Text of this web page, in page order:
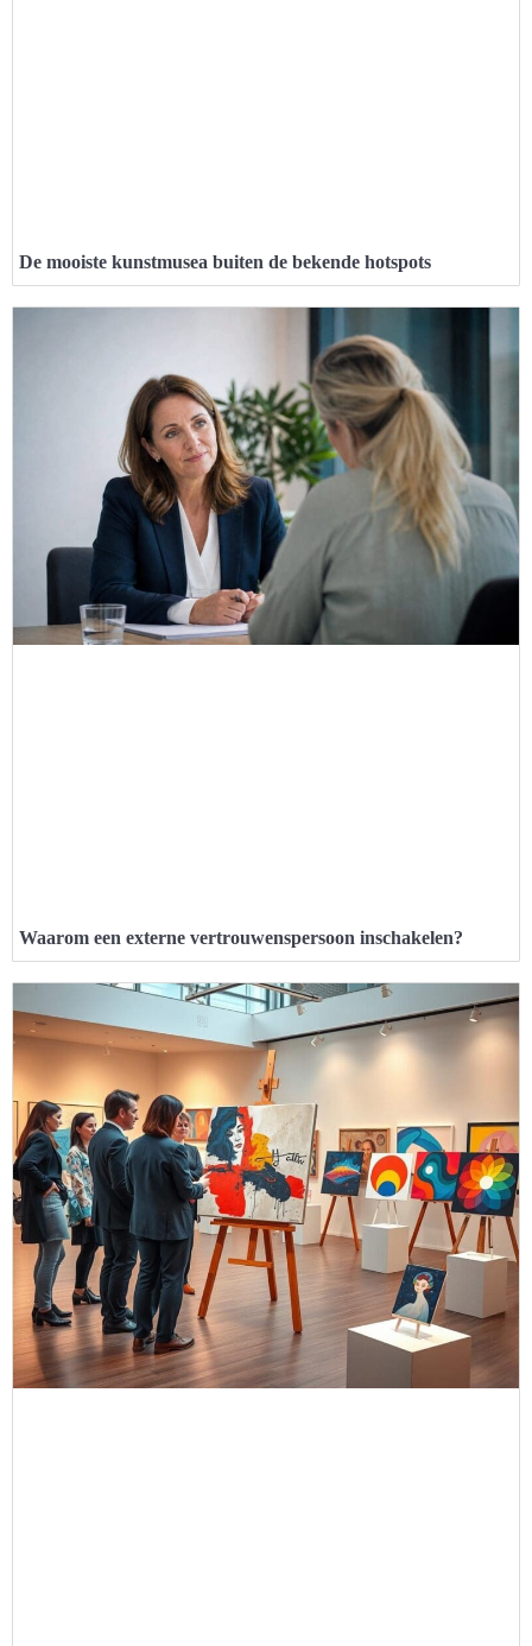
De mooiste kunstmusea buiten de bekende hotspots
Waarom een externe vertrouwenspersoon inschakelen?